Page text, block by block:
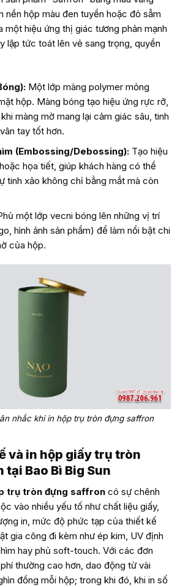
nền hộp màu đen tuyền hoặc đỏ sẫm
một hiệu ứng thị giác tương phản mạnh
lập tức toát lên vẻ sang trọng, quyền
Một lớp màng polymer mỏng
hộp. Màng bóng tạo hiệu ứng rực rỡ,
màng mờ mang lại cảm giác sâu, tinh
tay tốt hơn.
(Embossing/Debossing):Tạo hiệu
họa tiết, giúp khách hàng có thể
tinh xảo không chỉ bằng mắt mà còn
một lớp vecni bóng lên những vị trí
hình ảnh sản phẩm) để làm nổi bật chi
của hộp.
nhắc khi in hộp trụ tròn đựng saffron
và in hộp giấy trụ tròn
Bao Bì Big Sun
trụ tròn đựng saffron có sự chênh
vào nhiều yếu tố như chất liệu giấy,
in, mức độ phức tạp của thiết kế
gia công đi kèm như ép kim, UV định
hay phủ soft-touch. Với các đơn
thường cao hơn, dao động từ vài
đồng mỗi hộp; trong khi đó, khi in số